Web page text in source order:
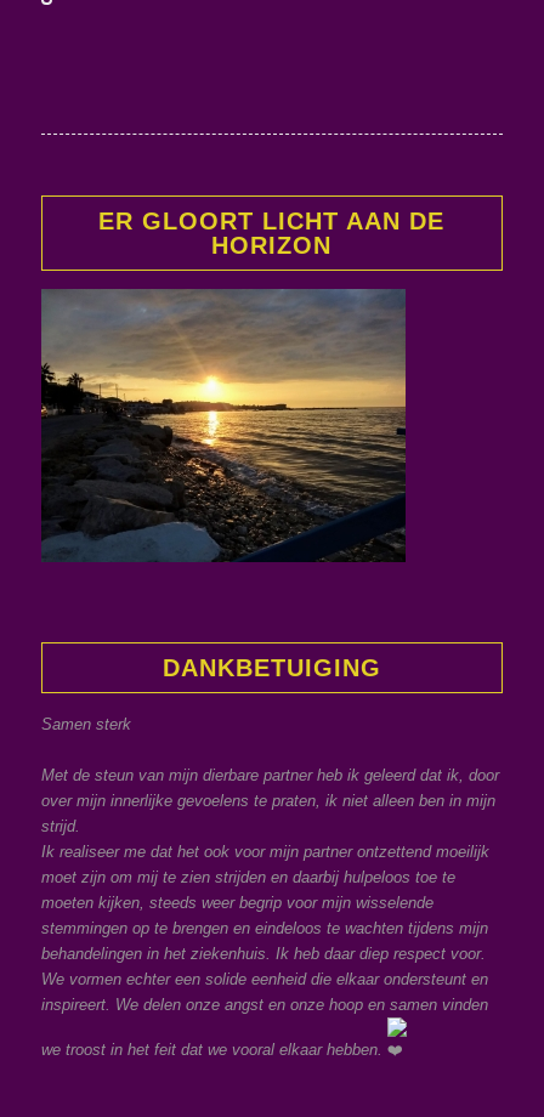
ER GLOORT LICHT AAN DE
HORIZON
DANKBETUIGING
Samen sterk
Met de steun van mijn dierbare partner heb ik geleerd dat ik, door
over mijn innerlijke gevoelens te praten, ik niet alleen ben in mijn
strijd.
Ik realiseer me dat het ook voor mijn partner ontzettend moeilijk
moet zijn om mij te zien strijden en daarbij hulpeloos toe te
moeten kijken, steeds weer begrip voor mijn wisselende
stemmingen op te brengen en eindeloos te wachten tijdens mijn
behandelingen in het ziekenhuis. Ik heb daar diep respect voor.
We vormen echter een solide eenheid die elkaar ondersteunt en
inspireert. We delen onze angst en onze hoop en samen vinden
we troost in het feit dat we vooral elkaar hebben.